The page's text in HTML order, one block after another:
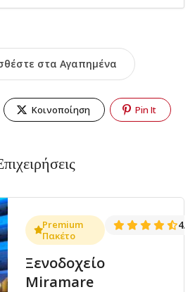
στα Αγαπημένα
Κοινοποίηση Pin It
Premium
Πακέτο
Ξενοδοχείο
Miramare
4.5